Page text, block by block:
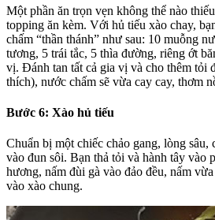
Một phần ăn trọn vẹn không thể nào
topping ăn kèm. Với hủ tiếu xào chay,
chấm “thần thánh” như sau: 10 muỗng
tương, 5 trái tắc, 5 thìa đường, riêng ớt
vị. Đánh tan tất cả gia vị và cho thêm tỏi
thích), nước chấm sẽ vừa cay cay, thơm
Bước 6: Xào hủ tiếu
Chuẩn bị một chiếc chảo gang, lòng sâu,
vào đun sôi. Bạn thả tỏi và hành tây vào
hương, nấm đùi gà vào đảo đều, nấm
vào xào chung.